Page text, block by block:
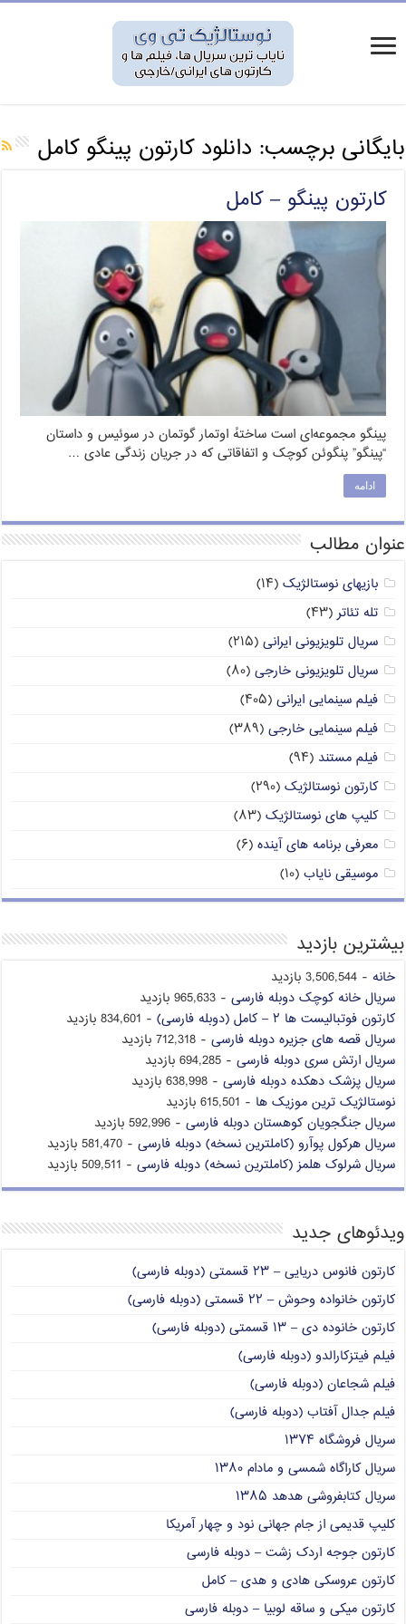
بایگانی برچسب: دانلود کارتون پینگو کامل
کارتون پینگو – کامل
پینگو مجموعه‌ای است ساختهٔ اوتمار گوتمان در سوئیس و داستان
“پینگو” پنگوئن کوچک و اتفاقاتی که در جریان زندگی عادی …
ادامه
عنوان مطالب
بازیهای نوستالژیک (۱۴)
تله تئاتر (۴۳)
سریال تلویزیونی ایرانی (۲۱۵)
سریال تلویزیونی خارجی (۸۰)
فیلم سینمایی ایرانی (۴۰۵)
فیلم سینمایی خارجی (۳۸۹)
فیلم مستند (۹۴)
کارتون نوستالژیک (۲۹۰)
کلیپ های نوستالژیک (۸۳)
معرفی برنامه های آینده (۶)
موسیقی نایاب (۱۰)
بیشترین بازدید
خانه - 3,506,544 بازدید
سریال خانه کوچک دوبله فارسی - 965,633 بازدید
کارتون فوتبالیست ها ۲ – کامل (دوبله فارسی)
- 834,601 بازدید
سریال قصه های جزیره دوبله فارسی - 712,318 بازدید
سریال ارتش سری دوبله فارسی - 694,285 بازدید
سریال پزشک دهکده دوبله فارسی - 638,998 بازدید
نوستالژیک ترین موزیک ها - 615,501 بازدید
سریال جنگجویان کوهستان دوبله فارسی - 592,996 بازدید
سریال هرکول پوآرو (کاملترین نسخه) دوبله فارسی - 581,470 بازدید
سریال شرلوک هلمز (کاملترین نسخه) دوبله فارسی - 509,511 بازدید
ویدئوهای جدید
کارتون فانوس دریایی – ۲۳ قسمتی (دوبله فارسی)
کارتون خانواده وحوش – ۲۲ قسمتی (دوبله فارسی)
کارتون خانوده دی – ۱۳ قسمتی (دوبله فارسی)
فیلم فیتزکارالدو (دوبله فارسی)
فیلم شجاعان (دوبله فارسی)
فیلم جدال آفتاب (دوبله فارسی)
سریال فروشگاه ۱۳۷۴
سریال کاراگاه شمسی و مادام ۱۳۸۰
سریال کتابفروشی هدهد ۱۳۸۵
کلیپ قدیمی از جام جهانی نود و چهار آمریکا
کارتون جوجه اردک زشت – دوبله فارسی
کارتون عروسکی هادی و هدی – کامل
کارتون میکی و ساقه لوبیا – دوبله فارسی